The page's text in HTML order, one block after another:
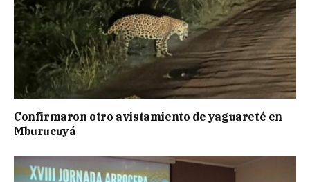
Confirmaron otro avistamiento de yaguareté en
Mburucuyá